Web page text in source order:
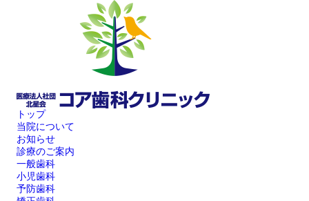
トップ
当院について
お知らせ
診療のご案内
一般歯科
小児歯科
予防歯科